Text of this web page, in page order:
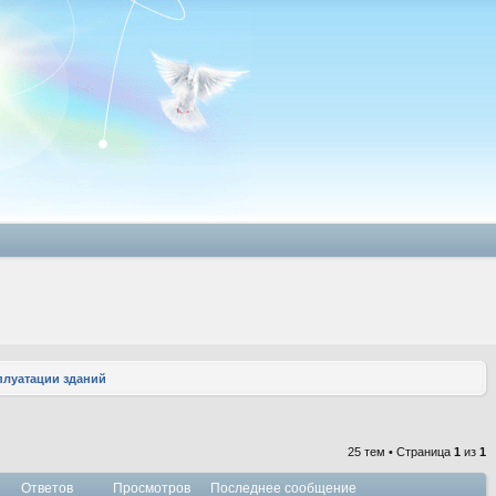
зданий
25 тем • Страница 1 из 1
Ответов Просмотров Последнее сообщение